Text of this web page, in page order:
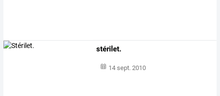
stérilet.
14 sept. 2010